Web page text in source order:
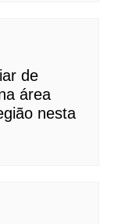
de
área
nesta